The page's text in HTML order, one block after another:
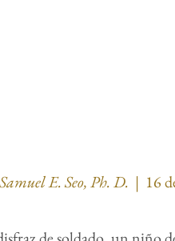
Samuel E. Seo, Ph. D. | 16